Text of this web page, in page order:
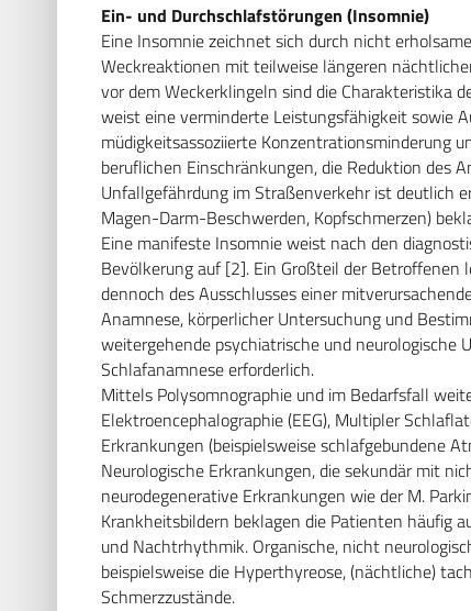
Ein- und Durchschlafstörungen (Insomnie)
Eine Insomnie zeichnet sich durch nicht
Weckreaktionen mit teilweise längeren
vor dem Weckerklingeln sind die Charakteristika
weist eine verminderte Leistungsfähigkeit sowie
müdigkeitsassoziierte Konzentrationsminderung
beruflichen Einschränkungen, die Reduktion des
Unfallgefährdung im Straßenverkehr ist deutlich
Magen-Darm-Beschwerden, Kopfschmerzen)
Eine manifeste Insomnie weist nach den
Bevölkerung auf [2]. Ein Großteil der
dennoch des Ausschlusses einer
Anamnese, körperlicher Untersuchung und
weitergehende psychiatrische und neurologische
Schlafanamnese erforderlich.
Mittels Polysomnographie und im Bedarfsfall
Elektroencephalographie (EEG), Multipler
Erkrankungen (beispielsweise schlafgebundene
Neurologische Erkrankungen, die sekundär mit
neurodegenerative Erkrankungen wie der M.
Krankheitsbildern beklagen die Patienten häufig
und Nachtrhythmik. Organische, nicht
beispielsweise die Hyperthyreose, (nächtliche)
Schmerzzustände.